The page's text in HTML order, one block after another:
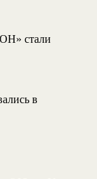
стали
в